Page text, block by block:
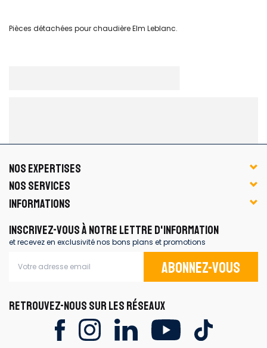
Pièces détachées pour chaudière Elm Leblanc.
NOS EXPERTISES
NOS SERVICES
INFORMATIONS
INSCRIVEZ-VOUS À NOTRE LETTRE D'INFORMATION
et recevez en exclusivité nos bons plans et promotions
Abonnez-vous
RETROUVEZ-NOUS SUR LES RÉSEAUX